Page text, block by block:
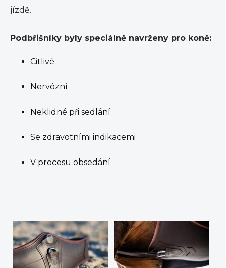
jízdě.
Podbřišníky byly speciálně navrženy pro koně:
Citlivé
Nervózní
Neklidné při sedlání
Se zdravotními indikacemi
V procesu obsedání